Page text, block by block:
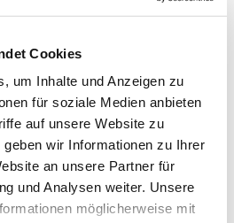
Cookies
um Inhalte und Anzeigen zu
für soziale Medien anbieten
auf unsere Website zu
wir Informationen zu Ihrer
an unsere Partner für
und Analysen weiter. Unsere
möglicherweise mit